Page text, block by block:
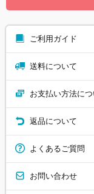
ご利用ガイド
送料について
お支払い方法に
返品について
よくあるご質問
お問い合わせ